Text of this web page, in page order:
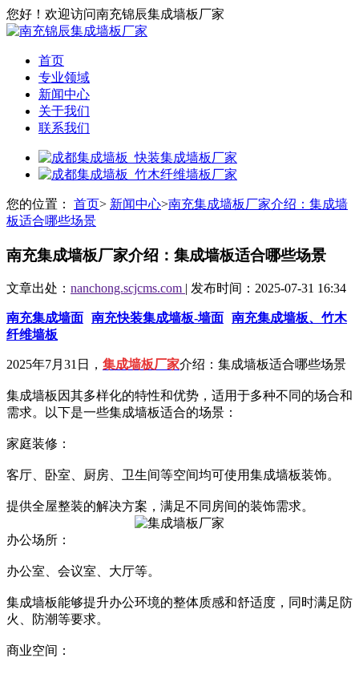
您好！欢迎访问南充锦辰集成墙板厂家
首页
专业领域
新闻中心
关于我们
联系我们
您的位置： 首页> 新闻中心>南充集成墙板厂家介绍：集成墙
板适合哪些场景
南充集成墙板厂家介绍：集成墙板适合哪些场景
文章出处： nanchong.scjcms.com | 发布时间：2025-07-31 16:34
南充集成墙面 南充快装集成墙板-墙面 南充集成墙板、竹木
纤维墙板
2025年7月31日， 集成墙板厂家介绍：集成墙板适合哪些场景
集成墙板因其多样化的特性和优势，适用于多种不同的场合和
需求。以下是一些集成墙板适合的场景：
家庭装修：
客厅、卧室、厨房、卫生间等空间均可使用集成墙板装饰。
提供全屋整装的解决方案，满足不同房间的装饰需求。
办公场所：
办公室、会议室、大厅等。
集成墙板能够提升办公环境的整体质感和舒适度，同时满足防
火、防潮等要求。
商业空间：